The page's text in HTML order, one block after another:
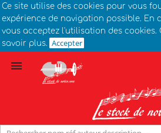
Ce site utilise des cookies pour vous
expérience de navigation possible. En
vous acceptez l'utilisation des cookies.
savoir plus. Accepter
